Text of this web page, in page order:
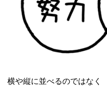
横や縦に並べるのではなく